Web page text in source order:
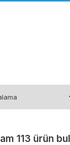
113 ürün